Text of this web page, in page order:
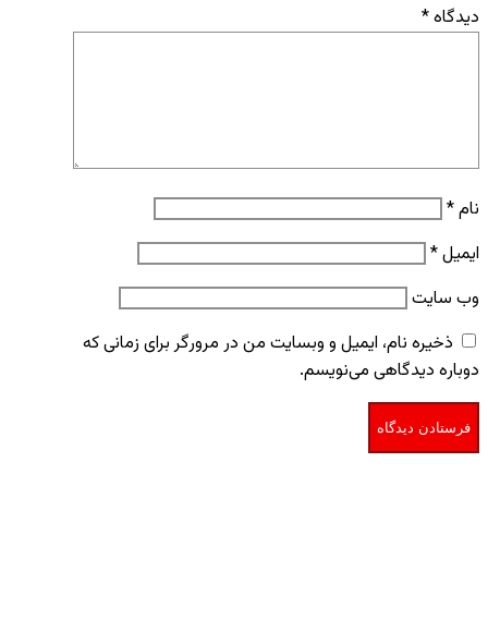
دیدگاه*
نام*
ایمیل*
وب‌ سایت
ذخیره نام، ایمیل و وبسایت من در مرورگر برای زمانی که
دوباره دیدگاهی می‌نویسم.